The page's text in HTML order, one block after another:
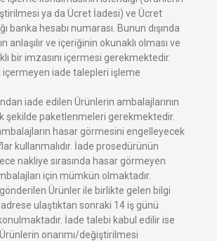
ya da Ücret İadesi) ve Ücret
banka hesabı numarası. Bunun dışında
anlaşılır ve içeriğinin okunaklı olması ve
bir imzasını içermesi gerekmektedir.
içermeyen iade talepleri işleme
iade edilen Ürünlerin ambalajlarının
şekilde paketlenmeleri gerekmektedir.
hasar görmesini engelleyecek
kullanmalıdır. İade prosedürünün
nakliye sırasında hasar görmeyen
için mümkün olmaktadır.
Ürünler ile birlikte gelen bilgi
ulaştıktan sonraki 14 iş günü
İade talebi kabul edilir ise
onarımı/değiştirilmesi